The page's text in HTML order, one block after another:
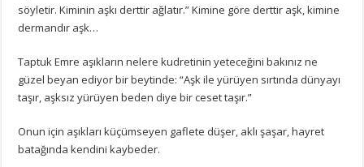
söyletir. Kiminin aşkı derttir ağlatır.” Kimine göre derttir aşk, kimine
dermandır aşk…
Taptuk Emre aşıkların nelere kudretinin yeteceğini bakınız ne
güzel beyan ediyor bir beytinde: “Aşk ile yürüyen sırtında dünyayı
taşır, aşksız yürüyen beden diye bir ceset taşır.”
Onun için aşıkları küçümseyen gaflete düşer, aklı şaşar, hayret
batağında kendini kaybeder.